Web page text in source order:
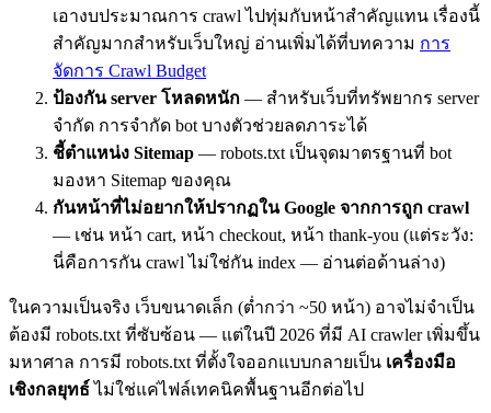
เอางบประมาณการ crawl ไปทุ่มกับหน้าสำคัญแทน เรื่องนี้
สำคัญมากสำหรับเว็บใหญ่ อ่านเพิ่มได้ที่บทความ การ
จัดการ Crawl Budget
ป้องกัน server โหลดหนัก — สำหรับเว็บที่ทรัพยากร server
จำกัด การจำกัด bot บางตัวช่วยลดภาระได้
ชี้ตำแหน่ง Sitemap — robots.txt เป็นจุดมาตรฐานที่ bot
มองหา Sitemap ของคุณ
กันหน้าที่ไม่อยากให้ปรากฏใน Google จากการถูก crawl
— เช่น หน้า cart, หน้า checkout, หน้า thank-you (แต่ระวัง:
นี่คือการกัน crawl ไม่ใช่กัน index — อ่านต่อด้านล่าง)
ในความเป็นจริง เว็บขนาดเล็ก (ต่ำกว่า ~50 หน้า) อาจไม่จำเป็น
ต้องมี robots.txt ที่ซับซ้อน — แต่ในปี 2026 ที่มี AI crawler เพิ่มขึ้น
มหาศาล การมี robots.txt ที่ตั้งใจออกแบบกลายเป็น เครื่องมือ
เชิงกลยุทธ์ ไม่ใช่แค่ไฟล์เทคนิคพื้นฐานอีกต่อไป